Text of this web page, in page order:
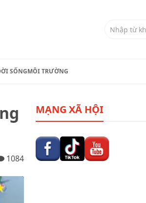
SỐNGMÔI TRƯỜNG
1084
MẠNG XÃ HỘI